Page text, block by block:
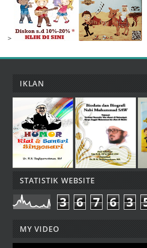
>
IKLAN
STATISTIK WEBSITE
3 6 7 6 3
MY VIDEO